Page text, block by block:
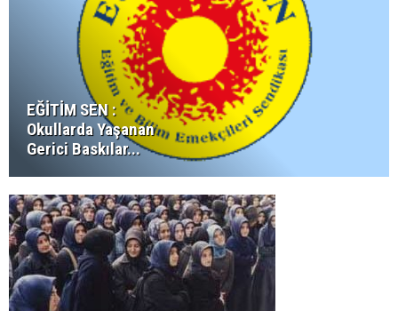
EĞİTİM SEN :
Okullarda Yaşanan
Gerici Baskılar...